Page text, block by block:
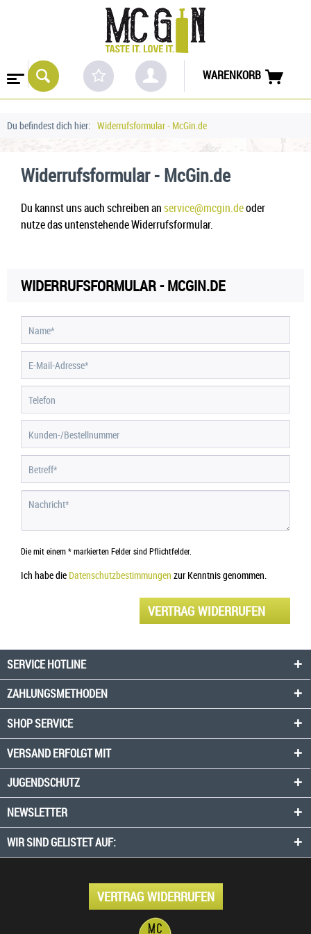
WARENKORB
Du befindest dich hier: Widerrufsformular - McGin.de
Widerrufsformular - McGin.de
Du kannst uns auch schreiben anservice@mcgin.deoder
nutze das untenstehende Widerrufsformular.
WIDERRUFSFORMULAR - MCGIN.DE
Die mit einem * markierten Felder sind Pflichtfelder.
Ich habe die Datenschutzbestimmungen zur Kenntnis genommen.
VERTRAG WIDERRUFEN
SERVICE HOTLINE
ZAHLUNGSMETHODEN
SHOP SERVICE
VERSAND ERFOLGT MIT
JUGENDSCHUTZ
NEWSLETTER
WIR SIND GELISTET AUF:
VERTRAG WIDERRUFEN